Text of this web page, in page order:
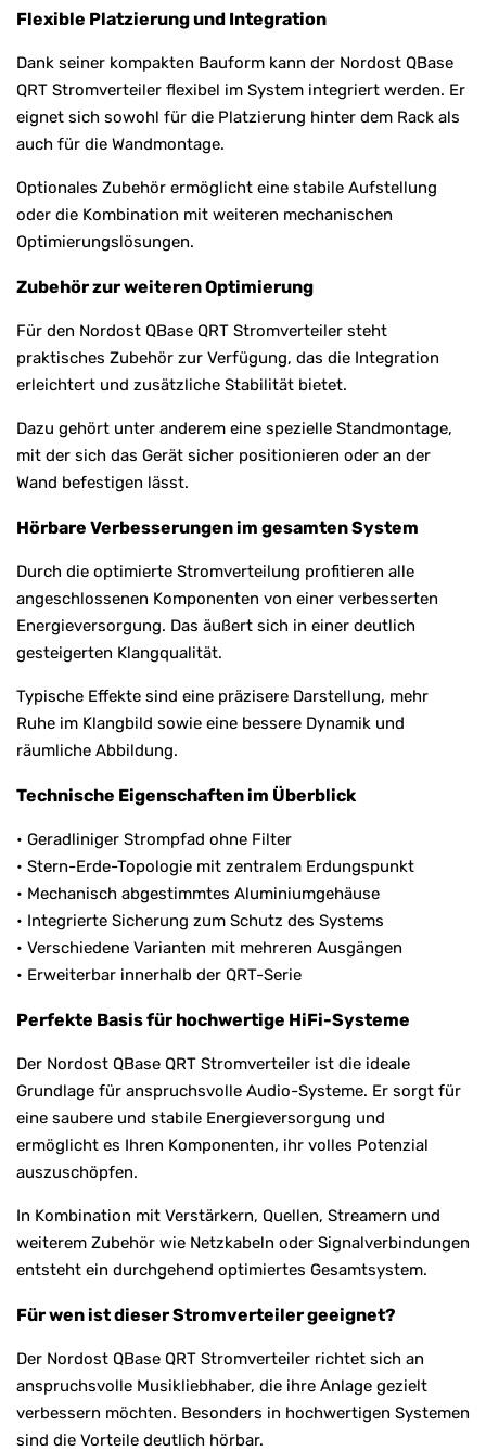
Flexible Platzierung und Integration
Dank seiner kompakten Bauform kann der Nordost QBase
QRT Stromverteiler flexibel im System integriert werden. Er
eignet sich sowohl für die Platzierung hinter dem Rack als
auch für die Wandmontage.
Optionales Zubehör ermöglicht eine stabile Aufstellung
oder die Kombination mit weiteren mechanischen
Optimierungslösungen.
Zubehör zur weiteren Optimierung
Für den Nordost QBase QRT Stromverteiler steht
praktisches Zubehör zur Verfügung, das die Integration
erleichtert und zusätzliche Stabilität bietet.
Dazu gehört unter anderem eine spezielle Standmontage,
mit der sich das Gerät sicher positionieren oder an der
Wand befestigen lässt.
Hörbare Verbesserungen im gesamten System
Durch die optimierte Stromverteilung profitieren alle
angeschlossenen Komponenten von einer verbesserten
Energieversorgung. Das äußert sich in einer deutlich
gesteigerten Klangqualität.
Typische Effekte sind eine präzisere Darstellung, mehr
Ruhe im Klangbild sowie eine bessere Dynamik und
räumliche Abbildung.
Technische Eigenschaften im Überblick
• Geradliniger Strompfad ohne Filter
• Stern-Erde-Topologie mit zentralem Erdungspunkt
• Mechanisch abgestimmtes Aluminiumgehäuse
• Integrierte Sicherung zum Schutz des Systems
• Verschiedene Varianten mit mehreren Ausgängen
• Erweiterbar innerhalb der QRT-Serie
Perfekte Basis für hochwertige HiFi-Systeme
Der Nordost QBase QRT Stromverteiler ist die ideale
Grundlage für anspruchsvolle Audio-Systeme. Er sorgt für
eine saubere und stabile Energieversorgung und
ermöglicht es Ihren Komponenten, ihr volles Potenzial
auszuschöpfen.
In Kombination mit Verstärkern, Quellen, Streamern und
weiterem Zubehör wie Netzkabeln oder Signalverbindungen
entsteht ein durchgehend optimiertes Gesamtsystem.
Für wen ist dieser Stromverteiler geeignet?
Der Nordost QBase QRT Stromverteiler richtet sich an
anspruchsvolle Musikliebhaber, die ihre Anlage gezielt
verbessern möchten. Besonders in hochwertigen Systemen
sind die Vorteile deutlich hörbar.